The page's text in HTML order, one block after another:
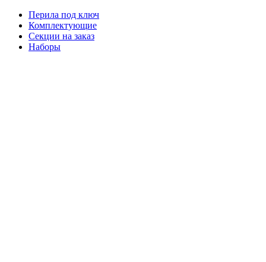
Перила под ключ
Комплектующие
Секции на заказ
Наборы